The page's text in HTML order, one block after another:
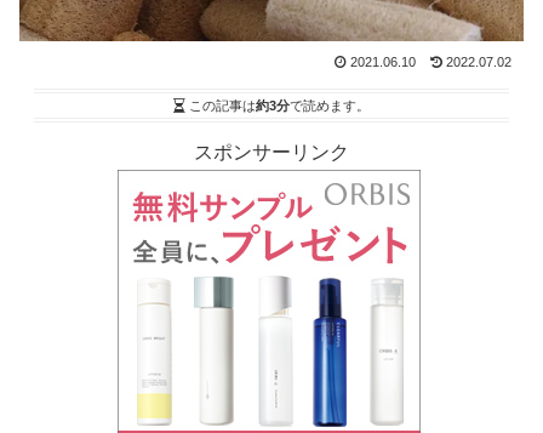
2021.06.10 2022.07.02
この記事は約3分で読めます。
スポンサーリンク